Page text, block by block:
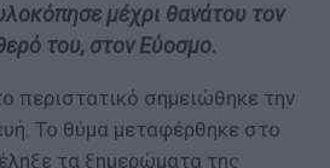
μέχρι θανάτου τον
του, στον Εύοσμο.
περιστατικό σημειώθηκε την
Το θύμα μεταφέρθηκε στο
τα ξημερώματα της